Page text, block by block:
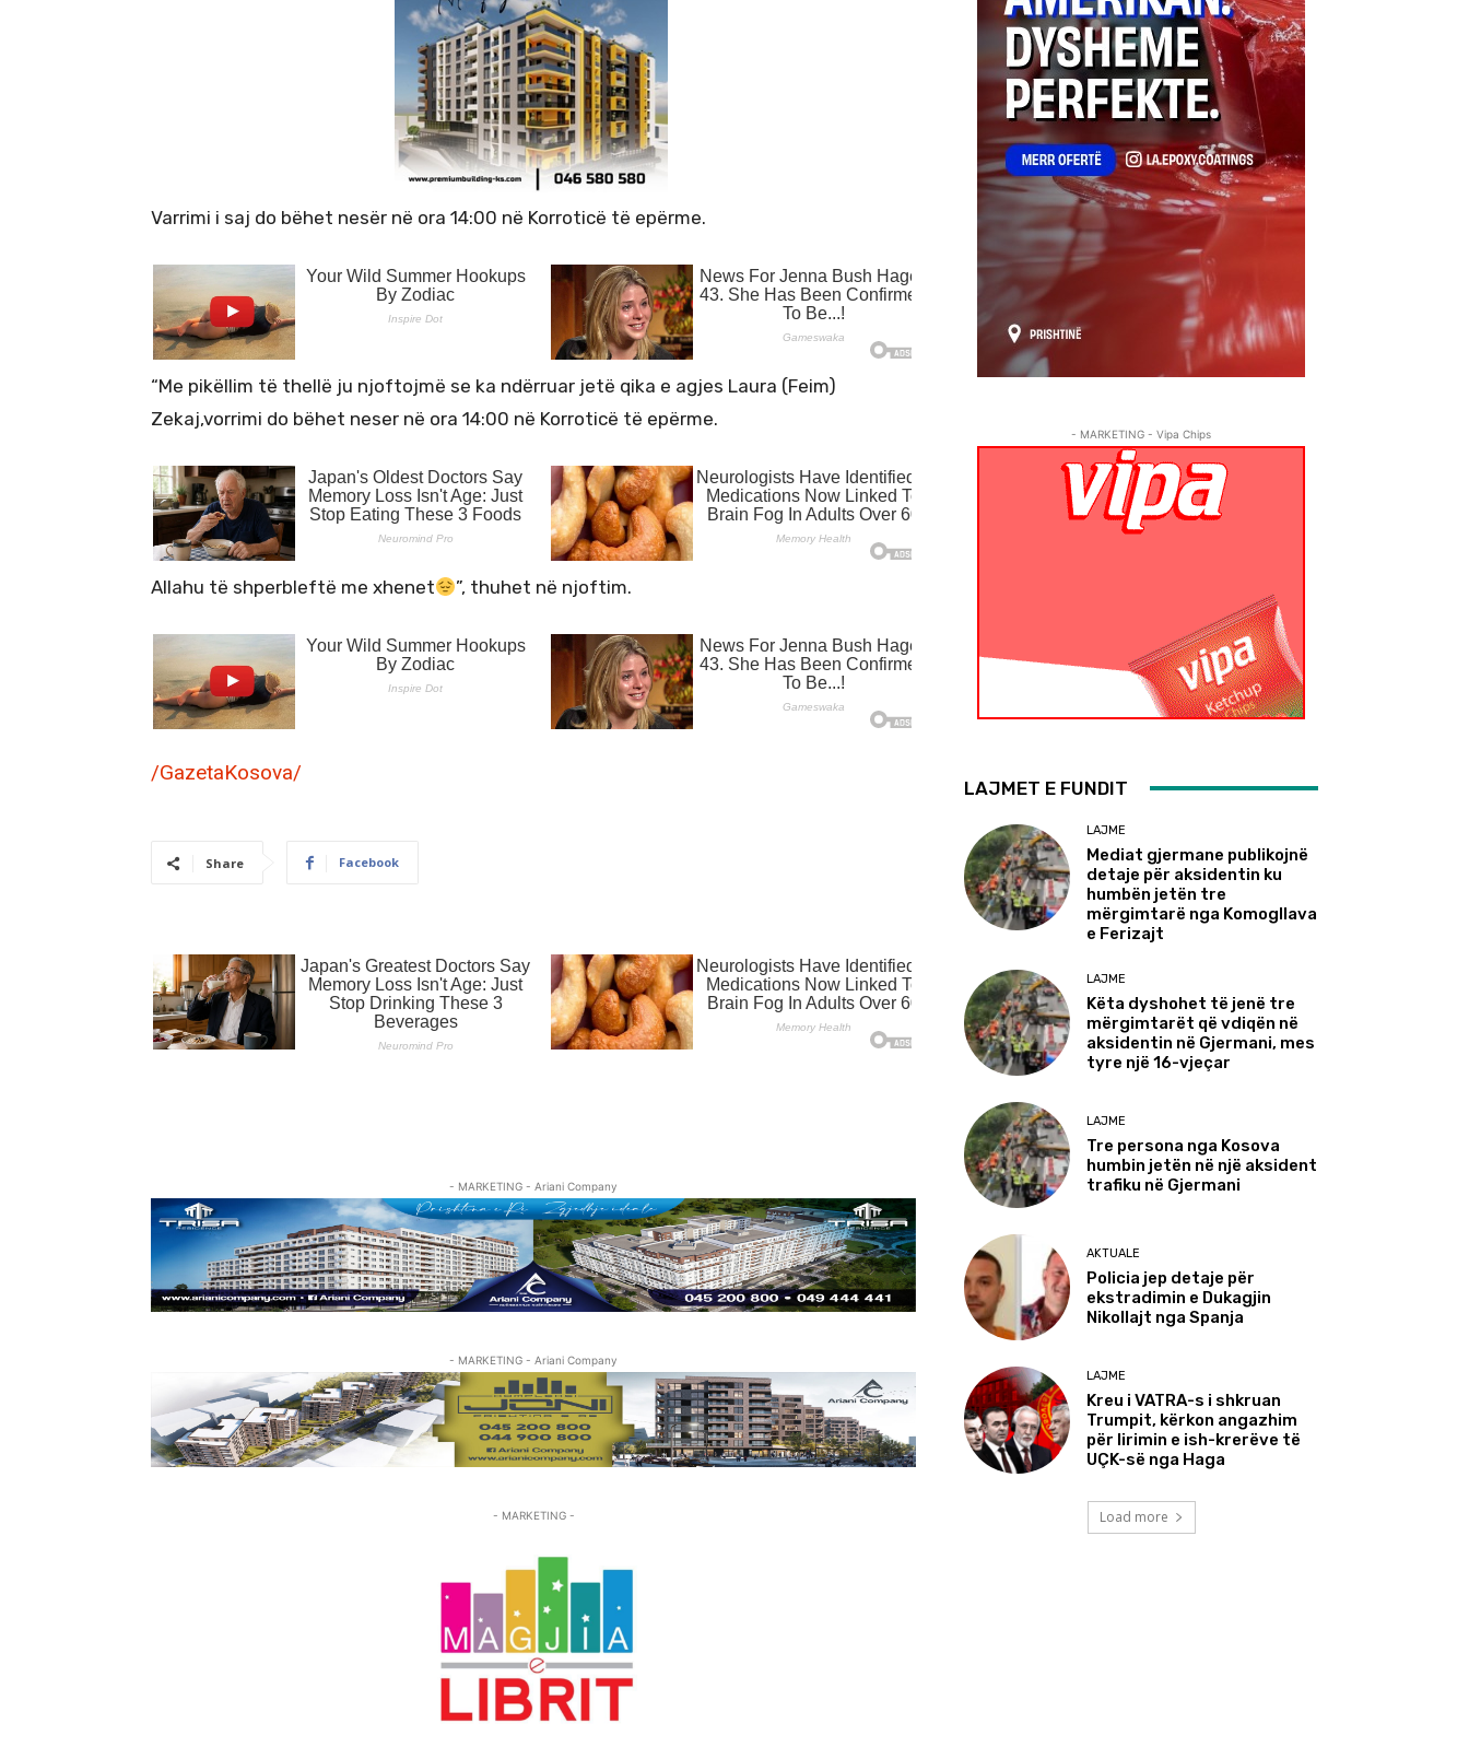
Varrimi i saj do bëhet nesër në ora 14:00 në Korroticë të epërme.
“Me pikëllim të thellë ju njoftojmë se ka ndërruar jetë qika e agjes Laura (Feim)
Zekaj,vorrimi do bëhet neser në ora 14:00 në Korroticë të epërme.
Allahu të shperbleftë me xhenet ”, thuhet në njoftim.
/GazetaKosova/
Share Facebook
- MARKETING - Ariani Company
- MARKETING - Ariani Company
- MARKETING -
- MARKETING - Vipa Chips
LAJMET E FUNDIT
LAJME
Mediat gjermane publikojnë
detaje për aksidentin ku
humbën jetën tre
mërgimtarë nga Komogllava
e Ferizajt
LAJME
Këta dyshohet të jenë tre
mërgimtarët që vdiqën në
aksidentin në Gjermani, mes
tyre një 16-vjeçar
LAJME
Tre persona nga Kosova
humbin jetën në një aksident
trafiku në Gjermani
AKTUALE
Policia jep detaje për
ekstradimin e Dukagjin
Nikollajt nga Spanja
LAJME
Kreu i VATRA-s i shkruan
Trumpit, kërkon angazhim
për lirimin e ish-krerëve të
UÇK-së nga Haga
Load more